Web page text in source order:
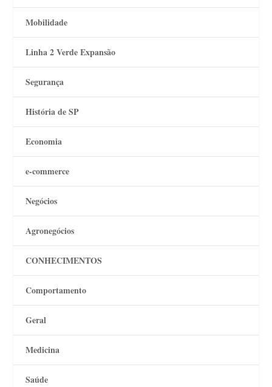
Mobilidade
Linha 2 Verde Expansão
Segurança
História de SP
Economia
e-commerce
Negócios
Agronegócios
CONHECIMENTOS
Comportamento
Geral
Medicina
Saúde